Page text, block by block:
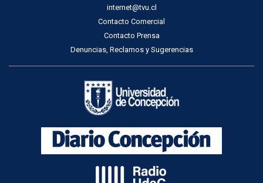
internet@tvu.cl
Contacto Comercial
Contacto Prensa
Denuncias, Reclamos y Sugerencias